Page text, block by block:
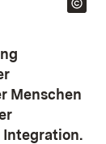
Menschen